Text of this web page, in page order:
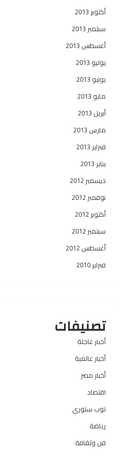
أكتوبر 2013
سبتمبر 2013
أغسطس 2013
يوليو 2013
يونيو 2013
مايو 2013
أبريل 2013
مارس 2013
فبراير 2013
يناير 2013
ديسمبر 2012
نوفمبر 2012
أكتوبر 2012
سبتمبر 2012
أغسطس 2012
فبراير 2010
تصنيفات
أخبار عاجلة
أخبار عالمية
أخبار مصر
اقتصاد
توب ستوري
رياضة
فن وثقافة